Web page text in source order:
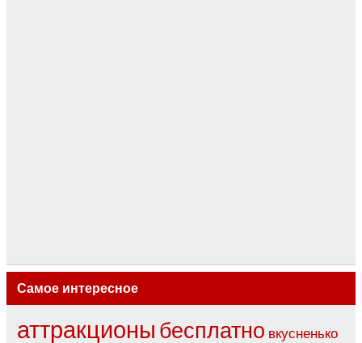
Самое интересное
аттракционы бесплатно вкусненько